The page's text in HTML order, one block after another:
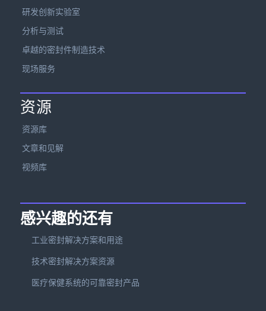
研发创新实验室
分析与测试
卓越的密封件制造技术
现场服务
资源
资源库
文章和见解
视频库
感兴趣的还有
工业密封解决方案和用途
技术密封解决方案资源
医疗保健系统的可靠密封产品